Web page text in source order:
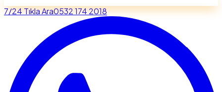
7/24 Tıkla Ara0532 174 2018